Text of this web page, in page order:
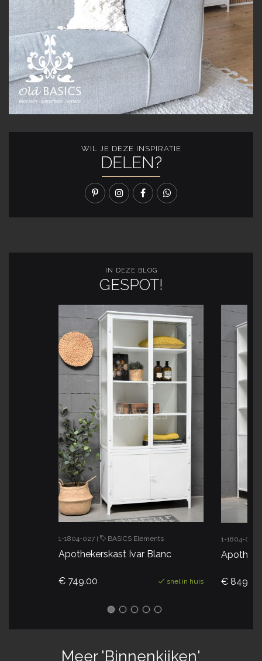
WIL JE DEZE INSPIRATIE
DELEN?
IN DEZE BLOG
GESPOT!
1-1804-027 | BASICS Elements
Apothekerskast Ivar Blanc
€ 749.00 snel in huis
1-1804-028
€ 849.00
Meer 'Binnenkijken'